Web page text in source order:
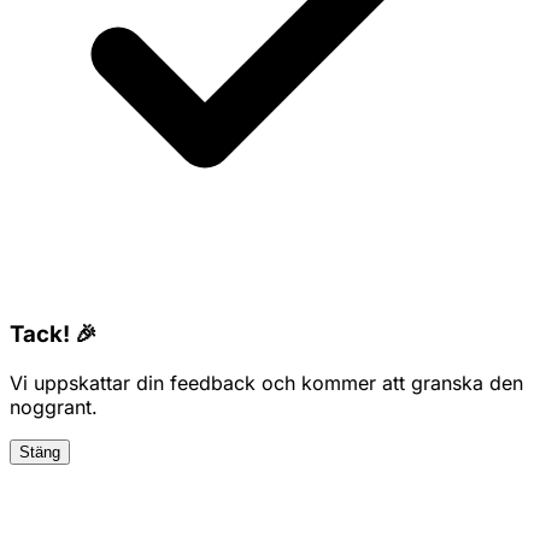
Tack! 🎉
Vi uppskattar din feedback och kommer att granska den
noggrant.
Stäng